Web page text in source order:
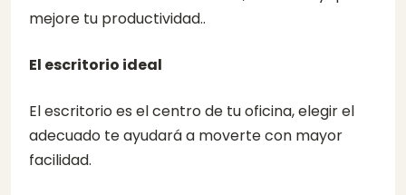
mejore tu productividad..
El escritorio ideal
El escritorio es el centro de tu oficina, elegir el
adecuado te ayudará a moverte con mayor
facilidad.